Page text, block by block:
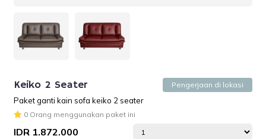
Keiko 2 Seater Pengerjaan di lokasi
Paket ganti kain sofa keiko 2 seater
0 Orang menggunakan paket ini
IDR 1.872.000